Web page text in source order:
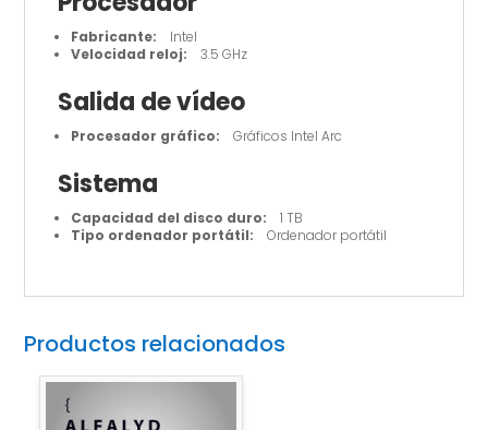
Fabricante: Intel
Velocidad reloj: 3.5 GHz
Salida de vídeo
Procesador gráfico: Gráficos Intel Arc
Sistema
Capacidad del disco duro: 1 TB
Tipo ordenador portátil: Ordenador portátil
Productos relacionados